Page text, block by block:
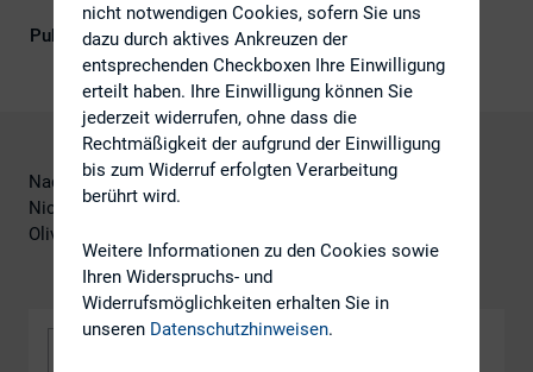
Publikationsform DIRK-Publikationen
Nadja Picard, PricewaterhouseCoopers
Nicolette Behncke, PricewaterhouseCoopers
Oliver Madsen, PricewaterhouseCoopers
nicht notwendigen Cookies, sofern Sie uns
dazu durch aktives Ankreuzen der
entsprechenden Checkboxen Ihre Einwilligung
erteilt haben. Ihre Einwilligung können Sie
jederzeit widerrufen, ohne dass die
Rechtmäßigkeit der aufgrund der Einwilligung
bis zum Widerruf erfolgten Verarbeitung
berührt wird.
Weitere Informationen zu den Cookies sowie
Ihren Widerspruchs- und
Widerrufsmöglichkeiten erhalten Sie in
unseren Datenschutzhinweisen.